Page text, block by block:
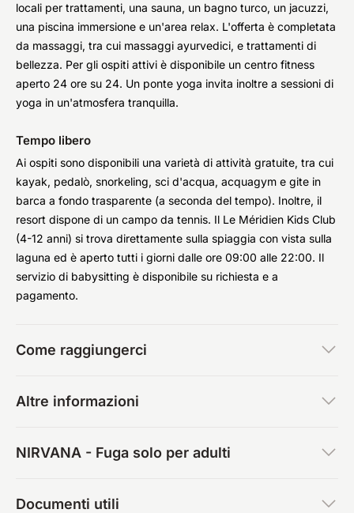
locali per trattamenti, una sauna, un bagno turco, un jacuzzi,
una piscina immersione e un'area relax. L'offerta è completata
da massaggi, tra cui massaggi ayurvedici, e trattamenti di
bellezza. Per gli ospiti attivi è disponibile un centro fitness
aperto 24 ore su 24. Un ponte yoga invita inoltre a sessioni di
yoga in un'atmosfera tranquilla.
Tempo libero
Ai ospiti sono disponibili una varietà di attività gratuite, tra cui
kayak, pedalò, snorkeling, sci d'acqua, acquagym e gite in
barca a fondo trasparente (a seconda del tempo). Inoltre, il
resort dispone di un campo da tennis. Il Le Méridien Kids Club
(4-12 anni) si trova direttamente sulla spiaggia con vista sulla
laguna ed è aperto tutti i giorni dalle ore 09:00 alle 22:00. Il
servizio di babysitting è disponibile su richiesta e a
pagamento.
Come raggiungerci
Altre informazioni
NIRVANA - Fuga solo per adulti
Documenti utili